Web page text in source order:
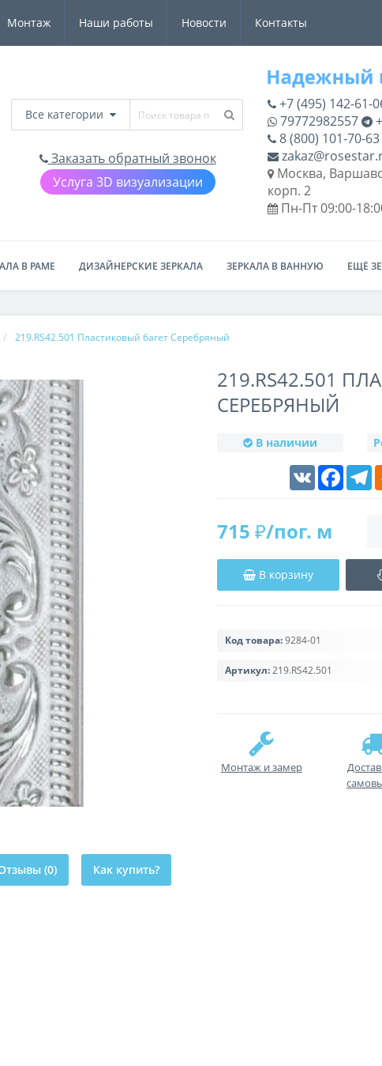
Монтаж Наши работы Новости Контакты
Все категории
Заказать обратный звонок
Услуга 3D визуализации
+7 (495) 142-61-
79772982557
8 (800) 101-70-63
Москва,
корп. 2
Пн-Пт 09:00-
В РАМЕ ДИЗАЙНЕРСКИЕ ЗЕРКАЛА ЗЕРКАЛА В ВАННУЮ ЕЩЁ
219.RS42.501 Пластиковый багет Серебряный
219.RS42.501
СЕРЕБРЯНЫЙ
В наличии
VK
715 ₽/пог. м
В корзину
Код товара:9284-01
Артикул:219.RS42.501
Монтаж и замер
(0) Как купить?